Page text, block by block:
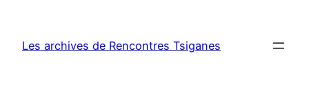
contenu
Les archives de Rencontres Tsiganes